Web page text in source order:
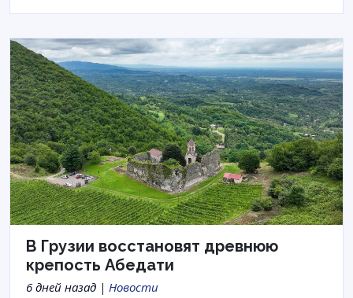
В Грузии восстановят древнюю
крепость Абедати
6 дней назад | Новости